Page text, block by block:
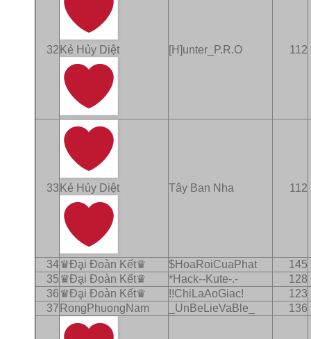
32 Kẻ Hủy Diệt [H]unter_P.R.O 112
33 Kẻ Hủy Diệt Tây Ban Nha 112
34♛Ðḁi Ðoàn Kết♛ $HoaRoiCuaPhat
145
35 ♛Ðḁi Ðoàn Kết♛ *Hack--Kute-.-
128
36 ♛Ðḁi Ðoàn Kết♛ !!ChiLaAoGiac!
123
37 RongPhuongNam _UnBeLieVaBle_ 136